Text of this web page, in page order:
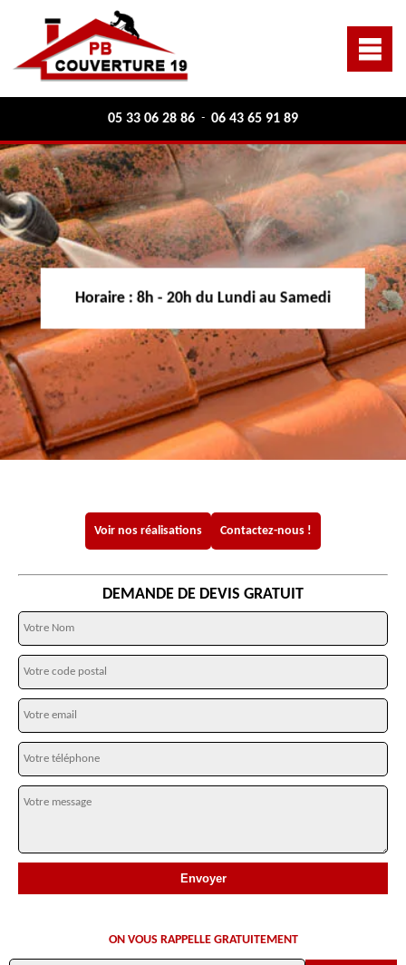
05 33 06 28 86 - 06 43 65 91 89
Horaire : 8h - 20h du Lundi au Samedi
Voir nos réalisations Contactez-nous !
DEMANDE DE DEVIS GRATUIT
ON VOUS RAPPELLE GRATUITEMENT